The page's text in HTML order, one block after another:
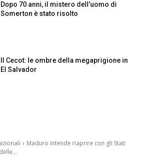
Dopo 70 anni, il mistero dell’uomo di
Somerton è stato risolto
Il Cecot: le ombre della megaprigione in
El Salvador